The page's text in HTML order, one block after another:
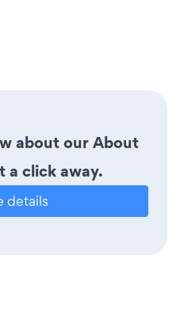
about our About
a click away.
details